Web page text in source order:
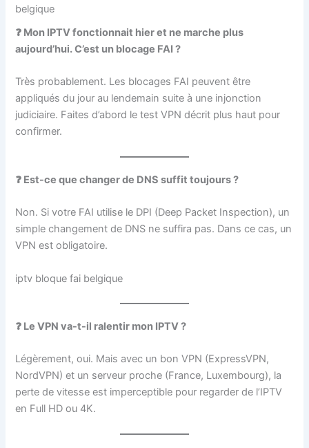
belgique
❓ Mon IPTV fonctionnait hier et ne marche plus
aujourd’hui. C’est un blocage FAI ?
Très probablement. Les blocages FAI peuvent être
appliqués du jour au lendemain suite à une injonction
judiciaire. Faites d’abord le test VPN décrit plus haut pour
confirmer.
❓ Est-ce que changer de DNS suffit toujours ?
Non. Si votre FAI utilise le DPI (Deep Packet Inspection), un
simple changement de DNS ne suffira pas. Dans ce cas, un
VPN est obligatoire.
iptv bloque fai belgique
❓ Le VPN va-t-il ralentir mon IPTV ?
Légèrement, oui. Mais avec un bon VPN (ExpressVPN,
NordVPN) et un serveur proche (France, Luxembourg), la
perte de vitesse est imperceptible pour regarder de l’IPTV
en Full HD ou 4K.